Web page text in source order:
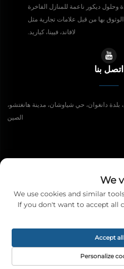
ديكور ناعمة للمنازل الفاخرة
بها من قبل علامات تجارية مثل
لافاند، فيينا، كياريد.
اتصل بنا
بلدة دانغوان، حي شياوشان، مدينة هانغتشو،
الصين
والنشر © 2026 شركة هانغتشو مييبي لمواد الديكور المحدودة. جميع
سياسة الخصوصية
We
We use cookies and similar
If you don't want to accept all
Personalize
Accept all